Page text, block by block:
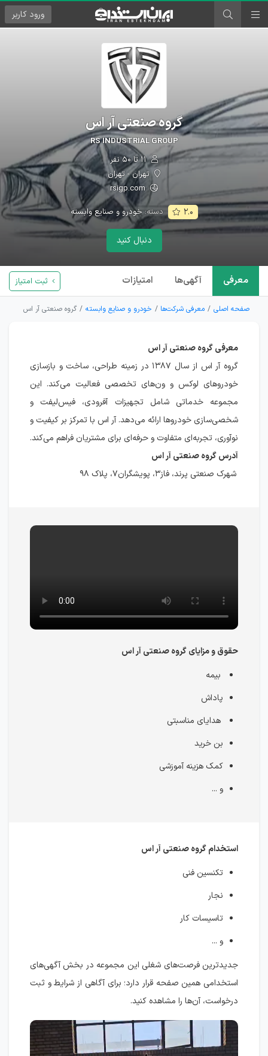
ورود کاربر
گروه صنعتی آر اس
RS INDUSTRIAL GROUP
۱۱ تا ۵۰ نفر
تهران - تهران
۲.۰ دسته:خودرو و صنایع وابسته
دنبال کنید
معرفی آگهی‌ها امتیازات ثبت امتیاز
صفحه اصلی معرفی شرکت‌ها خودرو و صنایع وابسته گروه صنعتی آر اس
معرفی گروه صنعتی آر اس
گروه آر اس از سال ۱۳۸۷ در زمینه طراحی، ساخت و بازسازی
خودروهای لوکس و ون‌های تخصصی فعالیت می‌کند. این
مجموعه خدماتی شامل تجهیزات آفرودی، فیس‌لیفت و
شخصی‌سازی خودروها ارائه می‌دهد. آر اس با تمرکز بر کیفیت و
نوآوری، تجربه‌ای متفاوت و حرفه‌ای برای مشتریان فراهم می‌کند.
آدرس گروه صنعتی آر اس
شهرک صنعتی پرند، فاز۳، پویشگران۷، پلاک ۹۸
حقوق و مزایای گروه صنعتی آر اس
بیمه
پاداش
هدایای مناسبتی
بن خرید
کمک هزینه آموزشی
و ...
استخدام گروه صنعتی آر اس
تکنسین فنی
نجار
تاسیسات کار
و ...
جدیدترین فرصت‌های شغلی این مجموعه در بخش آگهی‌های
استخدامی همین صفحه قرار دارد؛ برای آگاهی از شرایط و ثبت
درخواست، آن‌ها را مشاهده کنید.